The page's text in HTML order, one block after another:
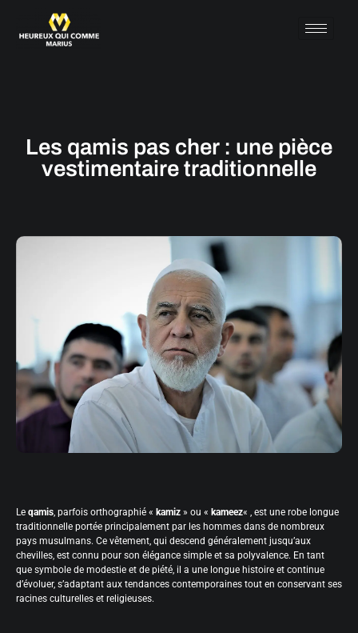
Les qamis pas cher : une pièce
vestimentaire traditionnelle
Le qamis, parfois orthographié « kamiz » ou « kameez« , est une robe longue
traditionnelle portée principalement par les hommes dans de nombreux
pays musulmans. Ce vêtement, qui descend généralement jusqu’aux
chevilles, est connu pour son élégance simple et sa polyvalence. En tant
que symbole de modestie et de piété, il a une longue histoire et continue
d’évoluer, s’adaptant aux tendances contemporaines tout en conservant ses
racines culturelles et religieuses.